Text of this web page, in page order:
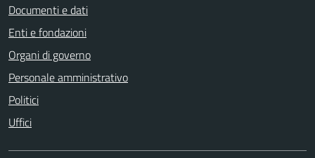
Documenti e dati
Enti e fondazioni
Organi di governo
Personale amministrativo
Politici
Uffici